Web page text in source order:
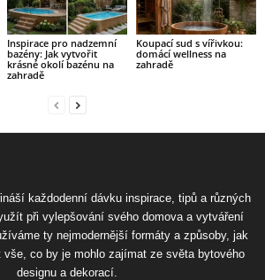
Inspirace pro nadzemní
bazény: Jak vytvořit
krásné okolí bazénu na
zahradě
Koupací sud s vířivkou:
domácí wellness na
zahradě
každodenní dávku inspirace, tipů a různých
při vylepšování svého domova a vytváření
ty nejmodernější formáty a způsoby, jak
vše, co by je mohlo zajímat ze světa bytového
designu a dekorací.